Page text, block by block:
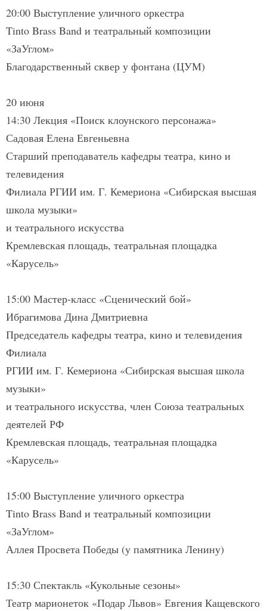
20:00 Выступление уличного оркестра
Tinto Brass Band и театральный композиции
«ЗаУглом»
Благодарственный сквер у фонтана (ЦУМ)
20 июня
14:30 Лекция «Поиск клоунского персонажа»
Садовая Елена Евгеньевна
Старший преподаватель кафедры театра, кино и
телевидения
Филиала РГИИ им. Г. Кемериона «Сибирская высшая
школа музыки»
и театрального искусства
Кремлевская площадь, театральная площадка
«Карусель»
15:00 Мастер-класс «Сценический бой»
Ибрагимова Дина Дмитриевна
Председатель кафедры театра, кино и телевидения
Филиала
РГИИ им. Г. Кемериона «Сибирская высшая школа
музыки»
и театрального искусства, член Союза театральных
деятелей РФ
Кремлевская площадь, театральная площадка
«Карусель»
15:00 Выступление уличного оркестра
Tinto Brass Band и театральный композиции
«ЗаУглом»
Аллея Просвета Победы (у памятника Ленину)
15:30 Спектакль «Кукольные сезоны»
Театр марионеток «Подар Львов» Евгения Кащевского